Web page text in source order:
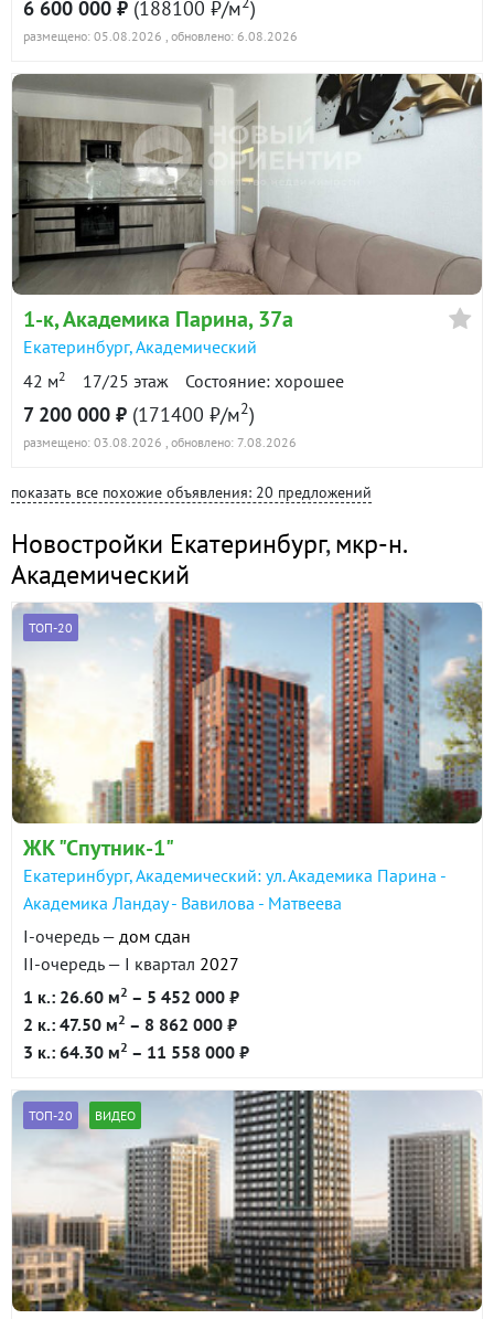
6 600 000 ₽ (188100 ₽/м )
размещено: 05.08.2026 , обновлено: 6.08.2026
1-к, Академика Парина, 37а
Екатеринбург,Академический
42 м2 17/25 этаж Состояние: хорошее
7 200 000 ₽ (171400 ₽/м2)
размещено: 03.08.2026 , обновлено: 7.08.2026
показать все похожие объявления: 20 предложений
Новостройки Екатеринбург,мкр-н.
Академический
ТОП-20
ЖК "Спутник-1"
Екатеринбург, Академический: ул. Академика Парина -
Академика Ландау - Вавилова - Матвеева
I-очередь — дом сдан
II-очередь — I квартал 2027
1 к.: 26.60 м2 – 5 452 000 ₽
2 к.: 47.50 м2 – 8 862 000 ₽
3 к.: 64.30 м2 – 11 558 000 ₽
ТОП-20 ВИДЕО